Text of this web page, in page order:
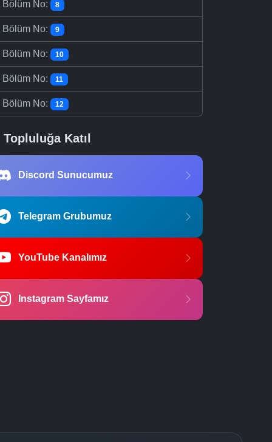
Bölüm No: 8
Bölüm No: 9
Bölüm No: 10
Bölüm No: 11
Bölüm No: 12
Topluluğa Katıl
Discord Sunucumuz
Telegram Grubumuz
YouTube Kanalımız
Instagram Sayfamız